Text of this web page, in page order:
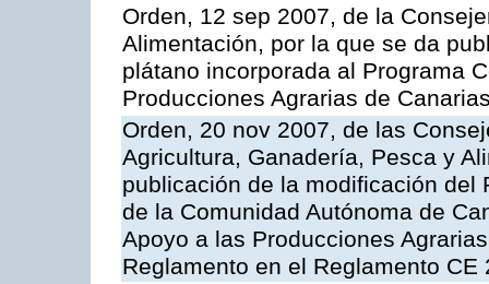
Orden, 12 sep 2007, de la
Alimentación, por la que se da
plátano incorporada al Programa
Producciones Agrarias de
Orden, 20 nov 2007, de las
Agricultura, Ganadería, Pesca y
publicación de la modificación del
de la Comunidad Autónoma de
Apoyo a las Producciones
Reglamento en el Reglamento